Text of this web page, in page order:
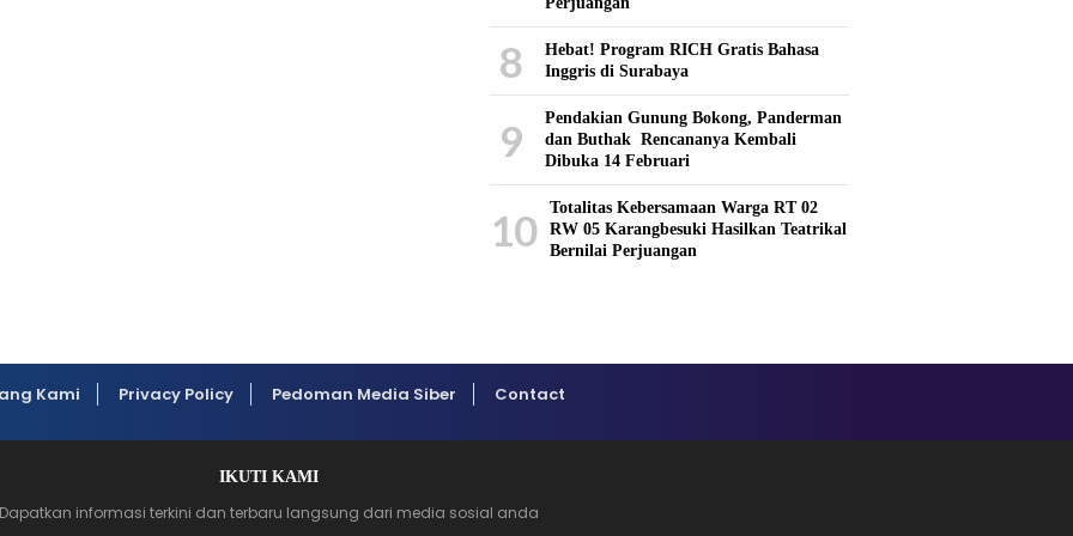
8
Hebat! Program RICH Gratis Bahasa
Inggris di Surabaya
9
Pendakian Gunung Bokong, Panderman
dan Buthak Rencananya Kembali
Dibuka 14 Februari
10
Totalitas Kebersamaan Warga RT 02
RW 05 Karangbesuki Hasilkan Teatrikal
Bernilai Perjuangan
Kami Privacy Policy Pedoman Media Siber Contact
IKUTI KAMI
informasi terkini dan terbaru langsung dari media sosial anda